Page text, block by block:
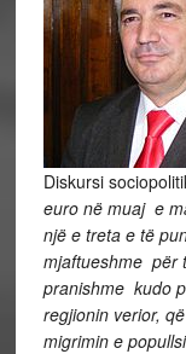
Diskursi
euro në muaj e
një e treta e të
mjaftueshme për
pranishme kudo
regjionin verior,
migrimin e